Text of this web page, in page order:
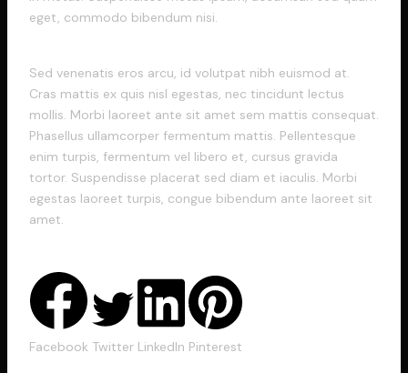
eget, commodo bibendum nisi.
Sed venenatis eros arcu, id volutpat nibh euismod at.
Cras mattis ex quis nisl egestas, nec tincidunt lectus
mollis. Morbi laoreet ante sit amet sem mattis consequat.
Phasellus ullamcorper fermentum mattis. Pellentesque
enim turpis, fermentum vel libero et, cursus gravida
tortor. Suspendisse placerat sed diam et iaculis. Morbi
egestas laoreet turpis, congue bibendum ante laoreet sit
amet.
Facebook Twitter LinkedIn Pinterest